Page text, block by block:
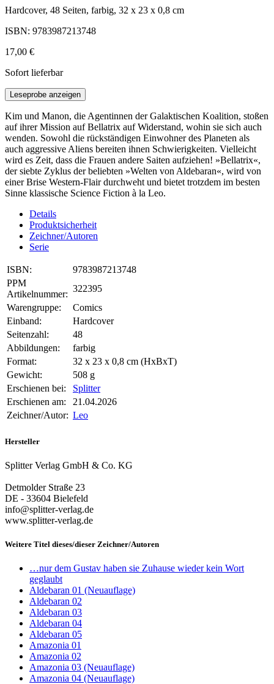
Hardcover, 48 Seiten, farbig, 32 x 23 x 0,8 cm
ISBN: 9783987213748
17,00 €
Sofort lieferbar
Leseprobe anzeigen
Kim und Manon, die Agentinnen der Galaktischen Koalition, stoßen
auf ihrer Mission auf Bellatrix auf Widerstand, wohin sie sich auch
wenden. Sowohl die rückständigen Einwohner des Planeten als
auch aggressive Aliens bereiten ihnen Schwierigkeiten. Vielleicht
wird es Zeit, dass die Frauen andere Saiten aufziehen! »Bellatrix«,
der siebte Zyklus der beliebten »Welten von Aldebaran«, wird von
einer Brise Western-Flair durchweht und bietet trotzdem im besten
Sinne klassische Science Fiction à la Leo.
Details
Produktsicherheit
Zeichner/Autoren
Serie
ISBN:
9783987213748
PPM
Artikelnummer:
322395
Warengruppe:
Comics
Einband:
Hardcover
Seitenzahl:
48
Abbildungen:
farbig
Format:
32 x 23 x 0,8 cm (HxBxT)
Gewicht:
508 g
Erschienen bei:
Splitter
Erschienen am:
21.04.2026
Zeichner/Autor: Leo
Hersteller
Splitter Verlag GmbH & Co. KG
Detmolder Straße 23
DE - 33604 Bielefeld
info@splitter-verlag.de
www.splitter-verlag.de
Weitere Titel dieses/dieser Zeichner/Autoren
…nur dem Gustav haben sie Zuhause wieder kein Wort
geglaubt
Aldebaran 01 (Neuauflage)
Aldebaran 02
Aldebaran 03
Aldebaran 04
Aldebaran 05
Amazonia 01
Amazonia 02
Amazonia 03 (Neuauflage)
Amazonia 04 (Neuauflage)